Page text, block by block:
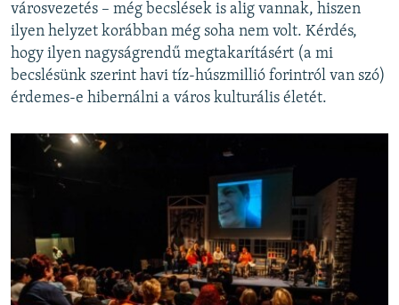
városvezetés – még becslések is alig vannak, hiszen
ilyen helyzet korábban még soha nem volt. Kérdés,
hogy ilyen nagyságrendű megtakarításért (a mi
becslésünk szerint havi tíz-húszmillió forintról van szó)
érdemes-e hibernálni a város kulturális életét.